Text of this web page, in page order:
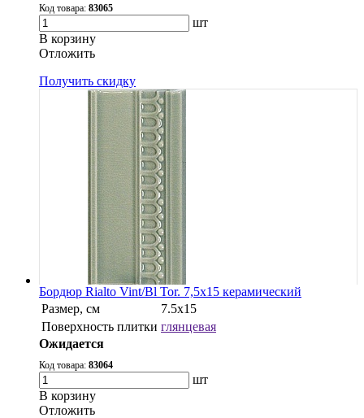
Код товара: 83065
шт
В корзину
Oтложить
Получить скидку
Бордюр Rialto Vint/Bl Tor. 7,5x15 керамический
Размер, см
7.5x15
Поверхность плитки глянцевая
Ожидается
Код товара: 83064
шт
В корзину
Oтложить